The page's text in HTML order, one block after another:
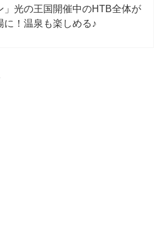
」光の王国開催中のHTB全体が
に！温泉も楽しめる♪